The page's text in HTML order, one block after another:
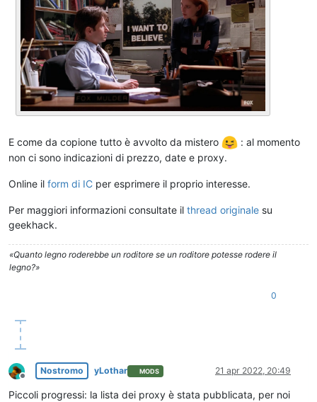
E come da copione tutto è avvolto da mistero
: al momento
non ci sono indicazioni di prezzo, date e proxy.
Online il form di IC per esprimere il proprio interesse.
Per maggiori informazioni consultate il thread originale su
geekhack.
«Quanto legno roderebbe un roditore se un roditore potesse rodere il
legno?»
0
Non in linea
Nostromo yLothar MODS 21 apr 2022, 20:49
Piccoli progressi: la lista dei proxy è stata pubblicata, per noi